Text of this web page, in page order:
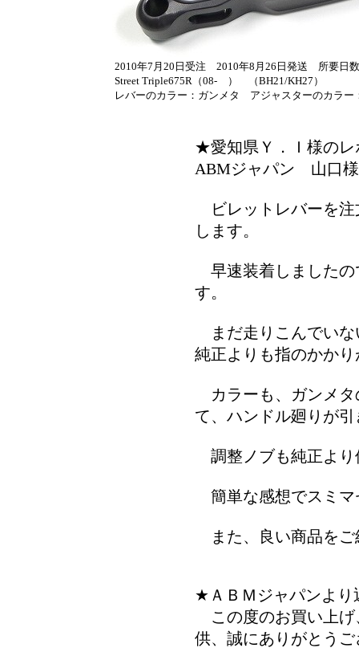
2010年7月20日受注 2010年8月26日発送 所要日
Street Triple675R（08- ） （BH21/KH27）
レバーのカラー：ガンメタ アジャスターのカラ
★愛知県Ｙ．Ｉ様のレ
ABMジャパン 山口様
ビレットレバーを注
します。
早速装着しましたの
す。
まだ走りこんでいな
純正よりも指のかか
カラーも、ガンメタ
て、ハンドル廻りが
調整ノブも純正より
簡単な感想でスミマ
また、良い商品をご
★ＡＢＭジャパンより
この度のお買い上げ
供、誠にありがとう